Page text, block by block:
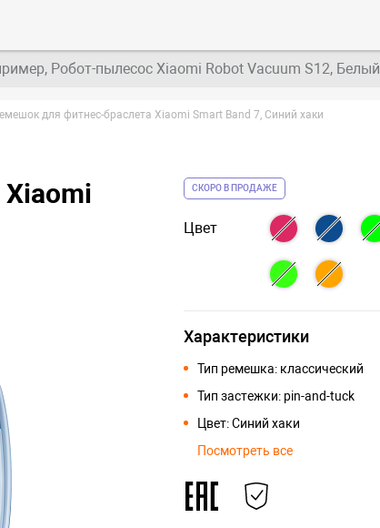
Робот-пылесос Xiaomi Robot Vacuum S12, Белый
для фитнес-браслета Xiaomi Smart Band 7, Синий хаки
СКОРО В ПРОДАЖЕ
Цвет
Характеристики
Тип ремешка: классический
Тип застежки: pin-and-tuck
Цвет: Синий хаки
Посмотреть все